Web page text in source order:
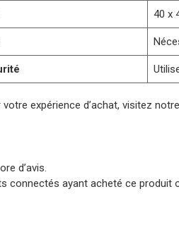
40 x
votre expérience d’achat, visitez
d’avis.
connectés ayant acheté ce produit